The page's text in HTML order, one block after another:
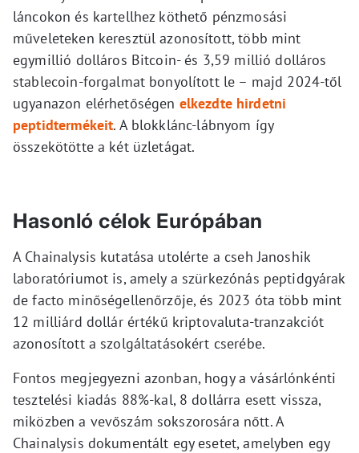
láncokon és kartellhez köthető pénzmosási
műveleteken keresztül azonosított, több mint
egymillió dolláros Bitcoin- és 3,59 millió dolláros
stablecoin-forgalmat bonyolított le – majd 2024-től
ugyanazon elérhetőségen elkezdte hirdetni
peptidtermékeit. A blokklánc-lábnyom így
összekötötte a két üzletágat.
Hasonló célok Európában
A Chainalysis kutatása utolérte a cseh Janoshik
laboratóriumot is, amely a szürkezónás peptidgyárak
de facto minőségellenőrzője, és 2023 óta több mint
12 milliárd dollár értékű kriptovaluta-tranzakciót
azonosított a szolgáltatásokért cserébe.
Fontos megjegyezni azonban, hogy a vásárlónkénti
tesztelési kiadás 88%-kal, 8 dollárra esett vissza,
miközben a vevőszám sokszorosára nőtt. A
Chainalysis dokumentált egy esetet, amelyben egy